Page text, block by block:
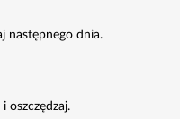
następnego dnia.
oszczędzaj.